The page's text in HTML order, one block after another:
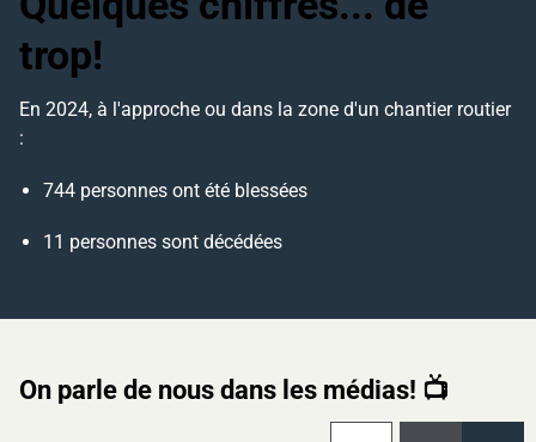
trop!
En 2024, à l'approche ou dans la zone d'un chantier routier
:
744 personnes ont été blessées
11 personnes sont décédées
On parle de nous dans les médias! 📺